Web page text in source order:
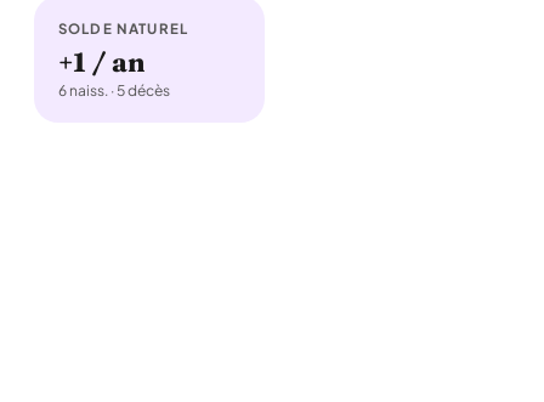
SOLDE NATUREL
+1 / an
6 naiss. · 5 décès